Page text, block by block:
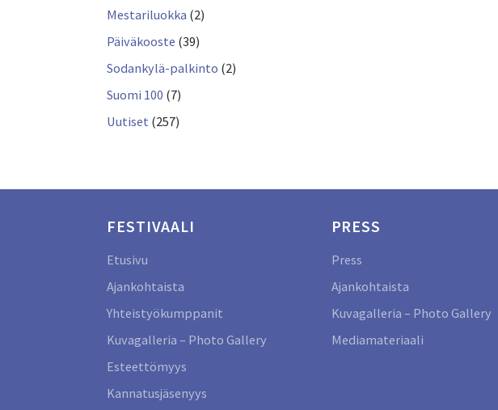
Mestariluokka (2)
Päiväkooste (39)
Sodankylä-palkinto (2)
Suomi 100 (7)
Uutiset (257)
FESTIVAALI
Etusivu
Ajankohtaista
Yhteistyökumppanit
Kuvagalleria – Photo Gallery
Esteettömyys
Kannatusjäsenyys
PRESS
Press
Ajankohtaista
Kuvagalleria – Photo Gallery
Mediamateriaali